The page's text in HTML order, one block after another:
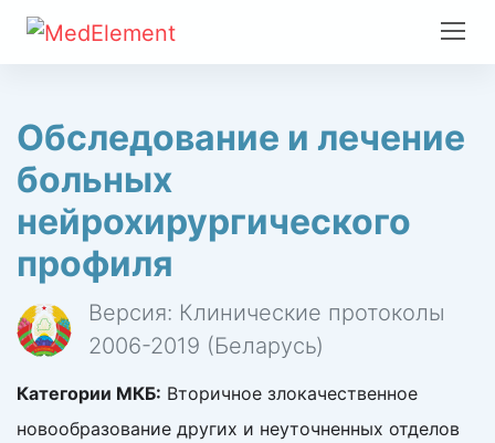
Обследование и лечение
больных
нейрохирургического
профиля
Версия: Клинические протоколы
2006-2019 (Беларусь)
Категории МКБ: Вторичное злокачественное
новообразование других и неуточненных отделов